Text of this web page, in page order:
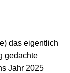
das eigentlich
gedachte
Jahr 2025